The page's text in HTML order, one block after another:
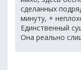
сделанных
минуту, +
Единственный
Она реально